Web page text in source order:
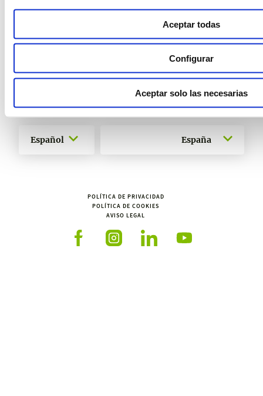
Aceptar todas
Configurar
Aceptar solo las necesarias
Sustainable Agro Solutions, S.A.U.
25100 Almacelles - Lleida – Spain
+34 973 190 707
Hazte distribuidorCanal de comunicación
Español España
POLÍTICA DE PRIVACIDAD
POLÍTICA DE COOKIES
AVISO LEGAL